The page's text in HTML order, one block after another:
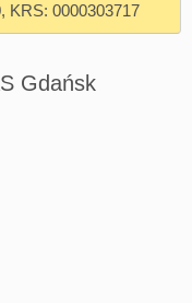
KRS: 0000303717
Gdańsk